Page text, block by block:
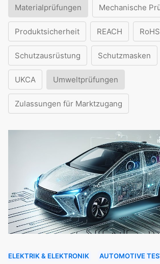
Materialprüfungen Mechanische
Produktsicherheit REACH RoHS
Schutzausrüstung Schutzmasken
UKCA Umweltprüfungen
Zulassungen für Marktzugang
ELEKTRIK & ELEKTRONIK AUTOMOTIVE